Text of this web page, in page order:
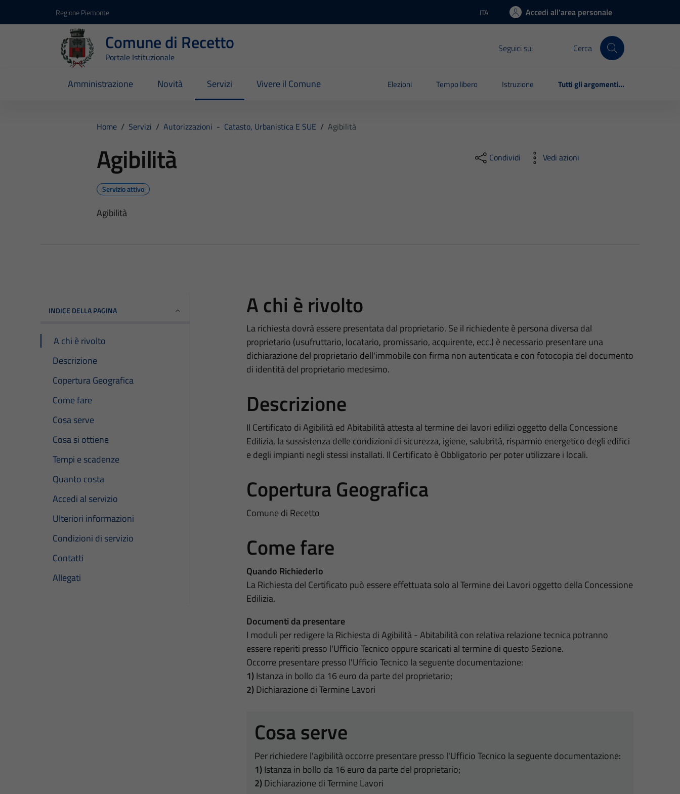
Regione Piemonte Lingua attiva:
ITA Accedi all'area personale
Comune di Recetto
Portale Istituzionale
Seguici su: Cerca
Amministrazione Novità Servizi Vivere il Comune Elezioni Tempo libero Istruzione Tutti gli argomenti...
Home / Servizi / Autorizzazioni - Catasto, Urbanistica E SUE / Agibilità
Agibilità
Servizio attivo
Agibilità
Condividi Vedi azioni
INDICE DELLA PAGINA
A chi è rivolto
Descrizione
Copertura Geografica
Come fare
Cosa serve
Cosa si ottiene
Tempi e scadenze
Quanto costa
Accedi al servizio
Ulteriori informazioni
Condizioni di servizio
Contatti
Allegati
A chi è rivolto
La richiesta dovrà essere presentata dal proprietario. Se il richiedente è persona diversa dal
proprietario (usufruttario, locatario, promissario, acquirente, ecc.) è necessario presentare una
dichiarazione del proprietario dell'immobile con firma non autenticata e con fotocopia del documento
di identità del proprietario medesimo.
Descrizione
Il Certificato di Agibilità ed Abitabilità attesta al termine dei lavori edilizi oggetto della Concessione
Edilizia, la sussistenza delle condizioni di sicurezza, igiene, salubrità, risparmio energetico degli edifici
e degli impianti negli stessi installati. Il Certificato è Obbligatorio per poter utilizzare i locali.
Copertura Geografica
Comune di Recetto
Come fare
Quando Richiederlo
La Richiesta del Certificato può essere effettuata solo al Termine dei Lavori oggetto della Concessione
Edilizia.
Documenti da presentare
I moduli per redigere la Richiesta di Agibilità - Abitabilità con relativa relazione tecnica potranno
essere reperiti presso l'Ufficio Tecnico oppure scaricati al termine di questo Sezione.
Occorre presentare presso l'Ufficio Tecnico la seguente documentazione:
1)Istanza in bollo da 16 euro da parte del proprietario;
2)Dichiarazione di Termine Lavori
Cosa serve
Per richiedere l'agibilità occorre presentare presso l'Ufficio Tecnico la seguente documentazione:
1)Istanza in bollo da 16 euro da parte del proprietario;
2)Dichiarazione di Termine Lavori